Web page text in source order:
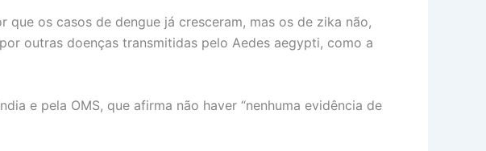
os casos de dengue já cresceram, mas os de zika não,
outras doenças transmitidas pelo Aedes aegypti, como a
e pela OMS, que afirma não haver “nenhuma evidência de